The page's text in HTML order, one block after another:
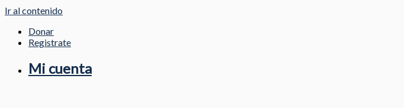
Ir al contenido
Donar
Registrate
Mi cuenta